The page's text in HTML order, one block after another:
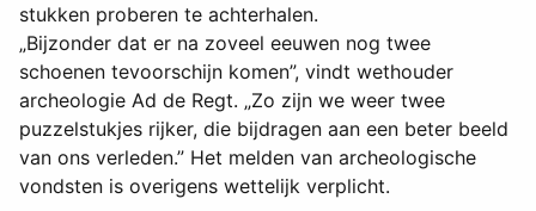
stukken proberen te achterhalen.
„Bijzonder dat er na zoveel eeuwen nog twee
schoenen tevoorschijn komen”, vindt wethouder
archeologie Ad de Regt. „Zo zijn we weer twee
puzzelstukjes rijker, die bijdragen aan een beter beeld
van ons verleden.” Het melden van archeologische
vondsten is overigens wettelijk verplicht.